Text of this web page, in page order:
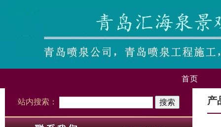
首页
站内搜索： 产